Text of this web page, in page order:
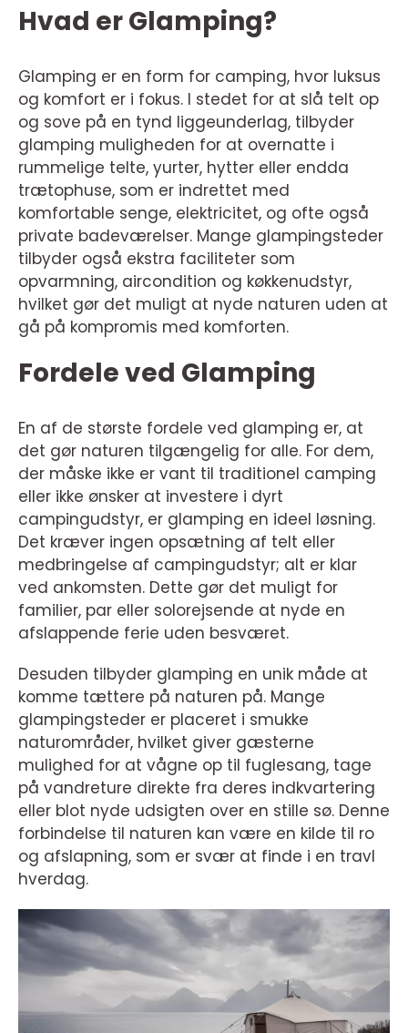
Hvad er Glamping?
Glamping er en form for camping, hvor luksus
og komfort er i fokus. I stedet for at slå telt op
og sove på en tynd liggeunderlag, tilbyder
glamping muligheden for at overnatte i
rummelige telte, yurter, hytter eller endda
trætophuse, som er indrettet med
komfortable senge, elektricitet, og ofte også
private badeværelser. Mange glampingsteder
tilbyder også ekstra faciliteter som
opvarmning, aircondition og køkkenudstyr,
hvilket gør det muligt at nyde naturen uden at
gå på kompromis med komforten.
Fordele ved Glamping
En af de største fordele ved glamping er, at
det gør naturen tilgængelig for alle. For dem,
der måske ikke er vant til traditionel camping
eller ikke ønsker at investere i dyrt
campingudstyr, er glamping en ideel løsning.
Det kræver ingen opsætning af telt eller
medbringelse af campingudstyr; alt er klar
ved ankomsten. Dette gør det muligt for
familier, par eller solorejsende at nyde en
afslappende ferie uden besværet.
Desuden tilbyder glamping en unik måde at
komme tættere på naturen på. Mange
glampingsteder er placeret i smukke
naturområder, hvilket giver gæsterne
mulighed for at vågne op til fuglesang, tage
på vandreture direkte fra deres indkvartering
eller blot nyde udsigten over en stille sø. Denne
forbindelse til naturen kan være en kilde til ro
og afslapning, som er svær at finde i en travl
hverdag.